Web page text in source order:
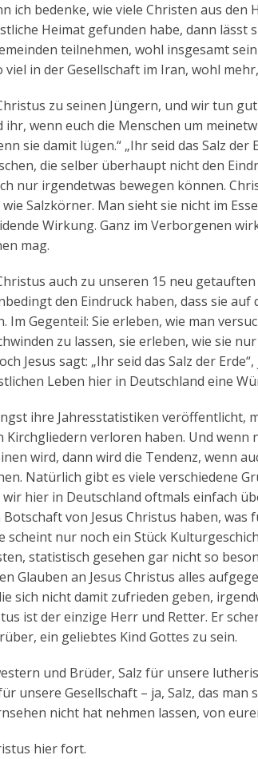
ich bedenke, wie viele Christen aus den
Heimat gefunden habe, dann lässt
teilnehmen, wohl insgesamt
in der Gesellschaft im Iran, wohl
zu seinen Jüngern, und wir tun
ihr, wenn euch die Menschen um
sie damit lügen.“ „Ihr seid das Salz der
die selber überhaupt nicht den
nur irgendetwas bewegen können.
Salzkörner. Man sieht sie nicht im
Wirkung. Ganz im Verborgenen
mag.
auch zu unseren 15 neu
den Eindruck haben, dass sie auf
Im Gegenteil: Sie erleben, wie man
zu lassen, sie erleben, wie sie
Jesus sagt: „Ihr seid das Salz der
Leben hier in Deutschland eine
ihre Jahresstatistiken veröffentlicht,
verloren haben. Und wenn
wird, dann wird die Tendenz, wenn
Natürlich gibt es viele verschiedene
hier in Deutschland oftmals einfach
von Jesus Christus haben, was
scheint nur noch ein Stück
statistisch gesehen gar nicht so
Glauben an Jesus Christus alles
sich nicht damit zufrieden geben,
ist der einzige Herr und Retter. Er
ein geliebtes Kind Gottes zu sein.
und Brüder, Salz für unsere
unsere Gesellschaft – ja, Salz, das man
nicht hat nehmen lassen, von
hier fort.